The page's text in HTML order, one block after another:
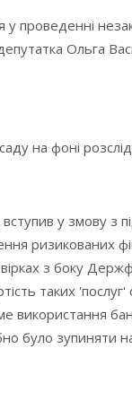
проведенні
Ольга
на фоні
вступив у змову з
ризикованих
з боку
таких 'послуг'
використання
було зупиняти